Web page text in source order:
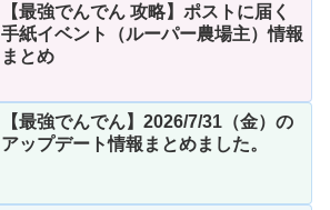
【最強でんでん 攻略】ポストに届く
手紙イベント（ルーパー農場主）情報
まとめ
【最強でんでん】2026/7/31（金）の
アップデート情報まとめました。